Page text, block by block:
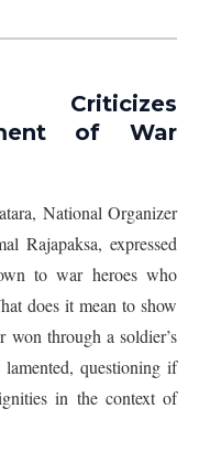
Criticizes
of War
National Organizer
Rajapaksa, expressed
to war heroes who
does it mean to show
through a soldier’s
questioning if
in the context of